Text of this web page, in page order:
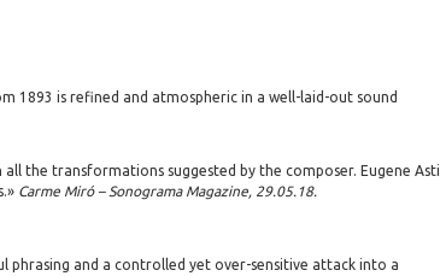
1893 is refined and atmospheric in a well-laid-out sound
the transformations suggested by the composer. Eugene Asti
Carme Miró – Sonograma Magazine, 29.05.18.
and a controlled yet over-sensitive attack into a